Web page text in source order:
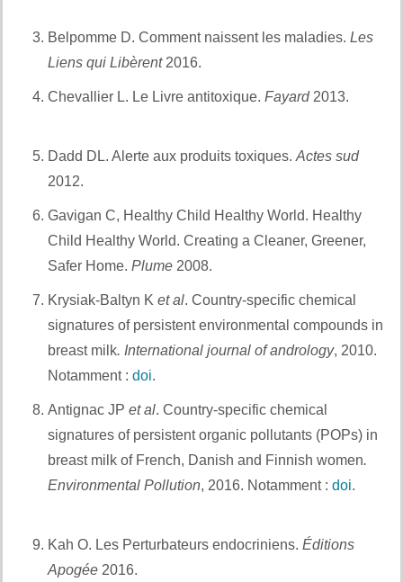
Belpomme D. Comment naissent les maladies. Les
Liens qui Libèrent2016.
Chevallier L. Le Livre antitoxique. Fayard2013.
Dadd DL. Alerte aux produits toxiques. Actes sud
2012.
Gavigan C, Healthy Child Healthy World. Healthy
Child Healthy World. Creating a Cleaner, Greener,
Safer Home. Plume 2008.
Krysiak‐Baltyn K et al. Country‐specific chemical
signatures of persistent environmental compounds in
breast milk. International journal of andrology, 2010.
Notamment : doi.
Antignac JP et al. Country-specific chemical
signatures of persistent organic pollutants (POPs) in
breast milk of French, Danish and Finnish women.
Environmental Pollution, 2016. Notamment : doi.
Kah O. Les Perturbateurs endocriniens. Éditions
Apogée 2016.